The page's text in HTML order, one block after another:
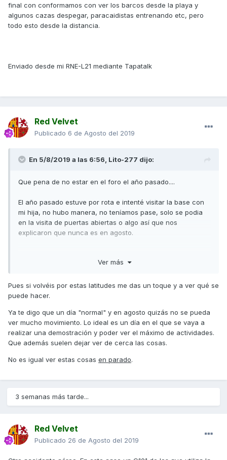
final con conformamos con ver los barcos desde la playa y
algunos cazas despegar, paracaidistas entrenando etc, pero
todo esto desde la distancia.
Enviado desde mi RNE-L21 mediante Tapatalk
Red Velvet
Publicado 6 de Agosto del 2019
En 5/8/2019 a las 6:56, Lito-277 dijo:
Que pena de no estar en el foro el año pasado....
El año pasado estuve por rota e intenté visitar la base con
mi hija, no hubo manera, no teníamos pase, solo se podia
en la visita de puertas abiertas o algo así que nos
explicaron que nunca es en agosto.
al final con conformamos con ver los barcos desde la playa
pero todo esto desde la distancia.
Enviado desde mi RNE-L21 mediante Tapatalk
Ver más
Pues si volvéis por estas latitudes me das un toque y a ver qué se
puede hacer.
Ya te digo que un día "normal" y en agosto quizás no se pueda
ver mucho movimiento. Lo ideal es un día en el que se vaya a
realizar una demostración y poder ver el máximo de actividades.
Que además suelen dejar ver de cerca las cosas.
No es igual ver estas cosas en parado.
3 semanas más tarde...
Red Velvet
Publicado 26 de Agosto del 2019